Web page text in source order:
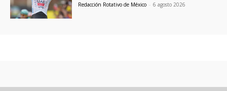
Redacción Rotativo de México - 6 agosto 2026